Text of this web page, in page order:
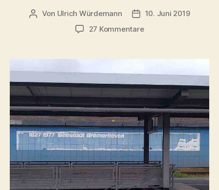
Beitragsautor
Von Ulrich Würdemann Beitragsdatum
10. Juni 2019
27 Kommentarezu
Bremerhaven
–
1982